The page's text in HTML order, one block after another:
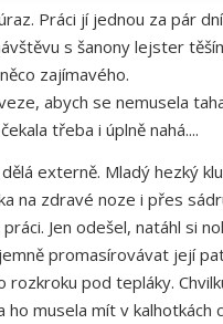
Práci jí jednou za pár
s šanony lejster
zajímavého.
abych se nemusela
třeba i úplně nahá....
externě. Mladý
na zdravé noze i přes
Jen odešel, natáhl si
promasírovávat její
pod tepláky.
musela mít v kalhotkách